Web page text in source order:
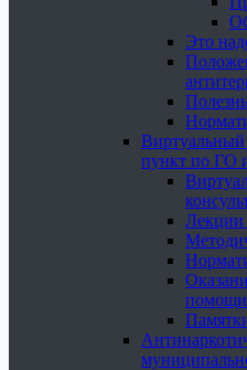
Это
Виртуальный
пункт по ГО
помощи